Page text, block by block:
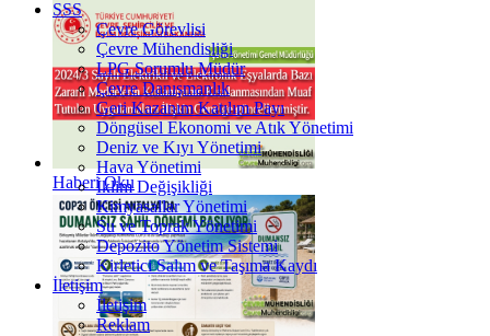
Haberi Oku
SSS
Çevre Görevlisi
Çevre Mühendisliği
LPG Sorumlu Müdür
Çevre Danışmanlık
Geri Kazanım Katılım Payı
Döngüsel Ekonomi ve Atık Yönetimi
Deniz ve Kıyı Yönetimi
Hava Yönetimi
İklim Değişikliği
Kimyasallar Yönetimi
Su ve Toprak Yönetimi
Depozito Yönetim Sistemi
Kirletici Salım ve Taşıma Kaydı
İletişim
İletişim
Reklam